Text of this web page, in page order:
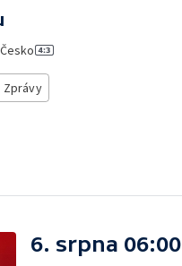
Česko
Zprávy
6. srpna 06:00